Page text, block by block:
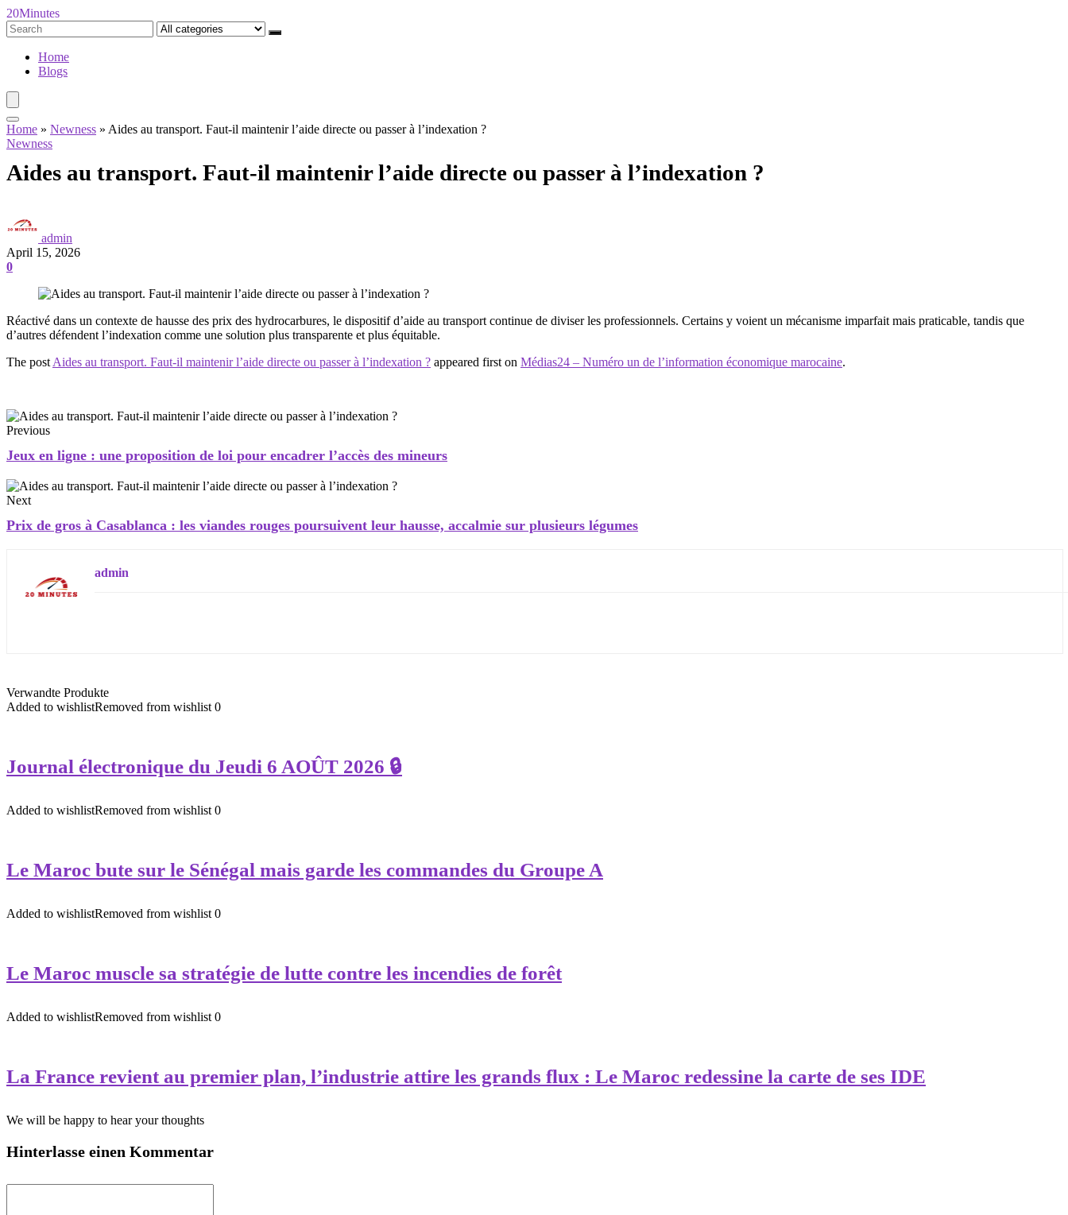
20Minutes
Search
for:
Home
Blogs
Home » Newness » Aides au transport. Faut-il maintenir l’aide directe ou passer à l’indexation ?
Newness
Aides au transport. Faut-il maintenir l’aide directe ou passer à l’indexation ?
admin
April 15, 2026
0
Réactivé dans un contexte de hausse des prix des hydrocarbures, le dispositif d’aide au transport continue de diviser les professionnels. Certains y voient un mécanisme imparfait mais praticable, tandis que
d’autres défendent l’indexation comme une solution plus transparente et plus équitable.
The post Aides au transport. Faut-il maintenir l’aide directe ou passer à l’indexation ? appeared first on Médias24 – Numéro un de l’information économique marocaine.
Previous
Jeux en ligne : une proposition de loi pour encadrer l’accès des mineurs
Next
Prix de gros à Casablanca : les viandes rouges poursuivent leur hausse, accalmie sur plusieurs légumes
admin
Verwandte Produkte
Added to wishlistRemoved from wishlist 0
Journal électronique du Jeudi 6 AOÛT 2026 🔒
Added to wishlistRemoved from wishlist 0
Le Maroc bute sur le Sénégal mais garde les commandes du Groupe A
Added to wishlistRemoved from wishlist 0
Le Maroc muscle sa stratégie de lutte contre les incendies de forêt
Added to wishlistRemoved from wishlist 0
La France revient au premier plan, l’industrie attire les grands flux : Le Maroc redessine la carte de ses IDE
We will be happy to hear your thoughts
Hinterlasse einen Kommentar